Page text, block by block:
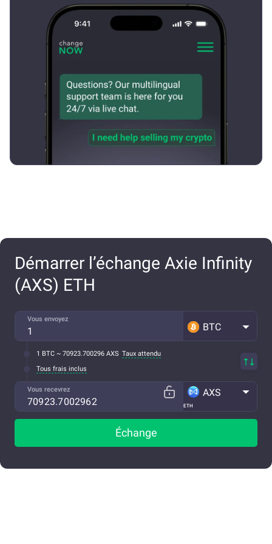
Démarrer l’échange Axie Infinity
(AXS) ETH
Vous envoyez
BTC
1 BTC ~ 70923.700296 AXS Taux attendu
Tous frais inclus
Vous recevrez
ETH
AXS
Échange